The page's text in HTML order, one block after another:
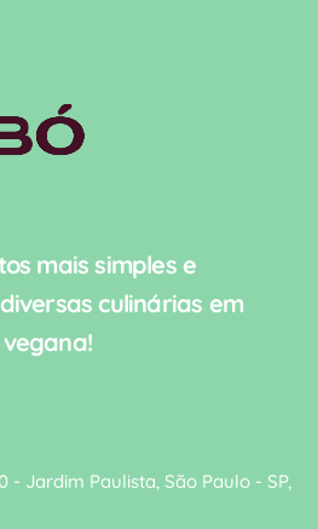
mais simples e
culinárias em
- Jardim Paulista, São Paulo - SP,